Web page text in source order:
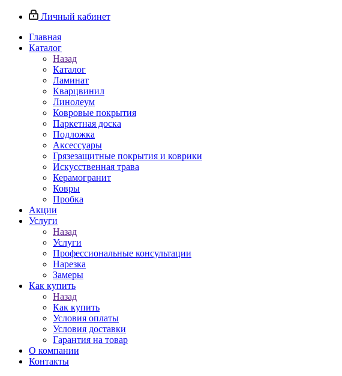
Личный кабинет
Главная
Каталог
Назад
Каталог
Ламинат
Кварцвинил
Линолеум
Ковровые покрытия
Паркетная доска
Подложка
Аксессуары
Грязезащитные покрытия и коврики
Искусственная трава
Керамогранит
Ковры
Пробка
Акции
Услуги
Назад
Услуги
Профессиональные консультации
Нарезка
Замеры
Как купить
Назад
Как купить
Условия оплаты
Условия доставки
Гарантия на товар
О компании
Контакты